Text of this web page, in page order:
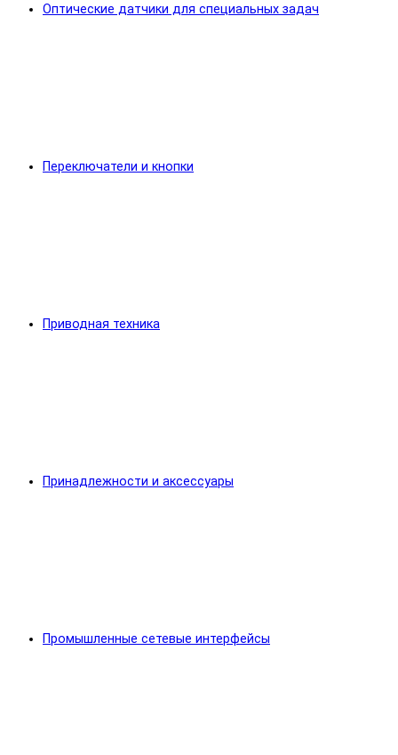
Оптические датчики для специальных задач
Переключатели и кнопки
Приводная техника
Принадлежности и аксессуары
Промышленные сетевые интерфейсы